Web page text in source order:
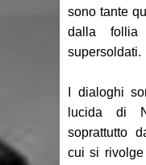
sono tante
dalla
supersoldati.
I dialoghi
lucida di
soprattutto
cui si rivolge